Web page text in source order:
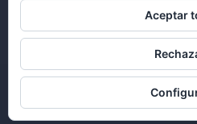
Aceptar